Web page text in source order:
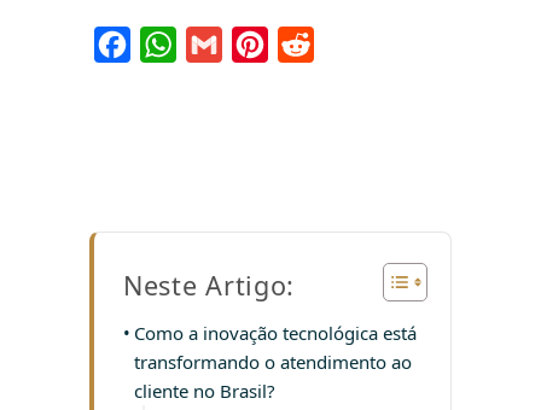
FacebookWhatsApp
Gmail Pinterest
Neste Artigo:
Como a inovação tecnológica está
transformando o atendimento ao
cliente no Brasil?